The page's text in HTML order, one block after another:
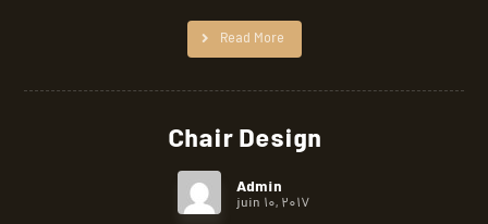
Read More
Chair Design
Admin
juin 10, 2017